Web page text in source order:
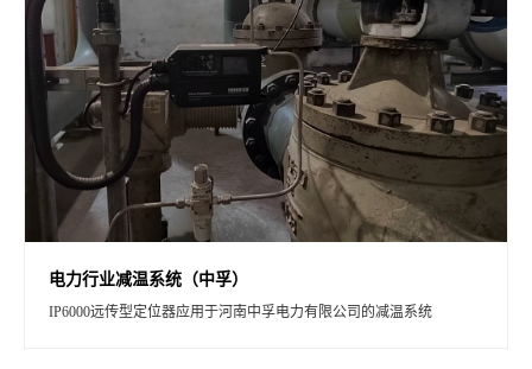
电力行业减温系统（中孚）
IP6000远传型定位器应用于河南中孚电力有限公司的减温系统